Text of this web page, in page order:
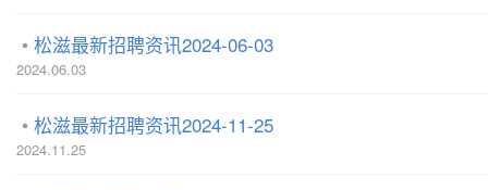
松滋最新招聘资讯2024-06-03
2024.06.03
松滋最新招聘资讯2024-11-25
2024.11.25